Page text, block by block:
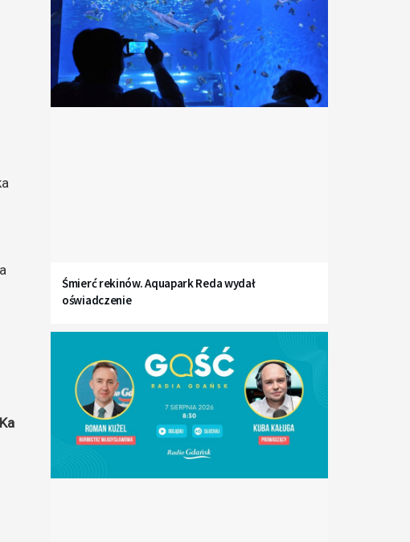
Śmierć rekinów. Aquapark Reda wydał
oświadczenie